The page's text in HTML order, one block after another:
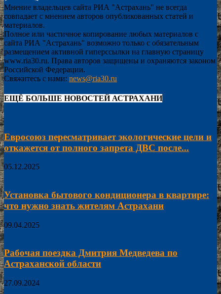
Мнение владельцев сайта РИА "Астрахань" не всегда
совпадает с мнением авторов опубликованных статей и
материалов.
Полное или частичное копирование любых материалов с
сайта РИА "Астрахань" возможно только с обязательным
размещением активной гиперссылки на главную страницу
www.ria30.ru. Права авторов защищены и охраняются законом
Российской Федерации.
Свяжитесь с нами: news@ria30.ru
ЕЩЁ БОЛЬШЕ НОВОСТЕЙ АСТРАХАНИ
Евросоюз пересматривает экологические цели и
откажется от полного запрета ДВС после...
05.12.2025
Установка бытового кондиционера в квартире:
что нужно знать жителям Астрахани
09.04.2025
Рабочая поездка Дмитрия Медведева по
Астраханской области
27.09.2024